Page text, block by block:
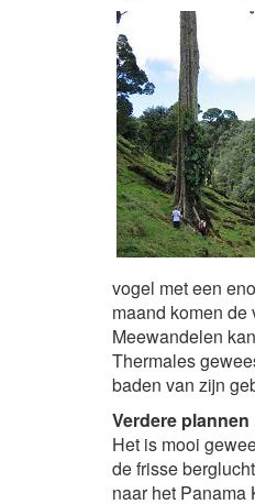
vogel met een
maand komen
Meewandelen
Thermales
baden van zijn
Verdere plannen
Het is mooi
de frisse
naar het Panama